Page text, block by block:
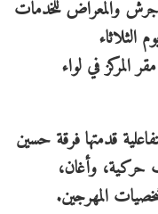
جرش والمعراض للخدمات
الثلاثاء
مقر المركز في لواء
قدمتها فرقة حسين
حركية، وأغان،
المهرجين.